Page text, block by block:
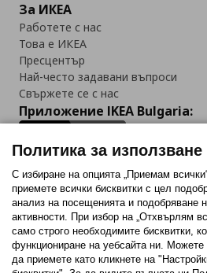
За ИКЕА
Работете с нас
Това е ИКЕА
Пресцентър
Най-често задавани въпроси
Свържете се с нас
Приложение IKEA Bulgaria:
Последвайте ни:
FacebookTwitterYoutubePinterest
Политика за използване
С избиране на опцията „Приемам
приемете всички бисквитки с цел
анализ на посещенията и подобряване
активности. При избор на „Отхвърлям
само строго необходимитe бисквитки,
функциониране на уебсайта ни. Можете
да приемете като кликнете на